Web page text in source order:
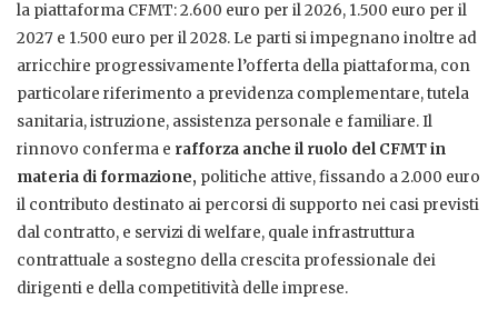
la piattaforma CFMT: 2.600 euro per il 2026, 1.500 euro per il
2027 e 1.500 euro per il 2028. Le parti si impegnano inoltre ad
arricchire progressivamente l’offerta della piattaforma, con
particolare riferimento a previdenza complementare, tutela
sanitaria, istruzione, assistenza personale e familiare. Il
rinnovo conferma e rafforza anche il ruolo del CFMT in
materia di formazione, politiche attive, fissando a 2.000 euro
il contributo destinato ai percorsi di supporto nei casi previsti
dal contratto, e servizi di welfare, quale infrastruttura
contrattuale a sostegno della crescita professionale dei
dirigenti e della competitività delle imprese.